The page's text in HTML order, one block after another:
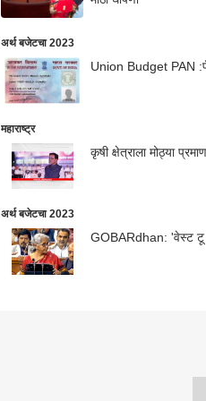
अर्थ बजेटचा 2023
Union Budget PAN :पॅन
महाराष्ट्र
कृषी क्षेत्राला मोठ्या
अर्थ बजेटचा 2023
GOBARdhan: 'वेस्ट टू